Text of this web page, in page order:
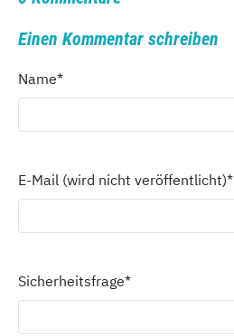
Einen Kommentar schreiben
Name*
E-Mail (wird nicht veröffentlicht)*
Sicherheitsfrage*